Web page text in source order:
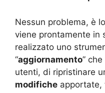
Nessun problema, è
viene prontamente in
realizzato uno
“aggiornamento”
utenti, di ripristinare
modifiche apportate,